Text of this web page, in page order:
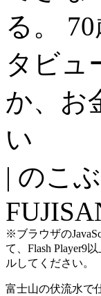
る。
タビュ
か、お
い
| のこ
※ブラウザの
て、Flash Player9
ルしてください。
富士山の伏流水で